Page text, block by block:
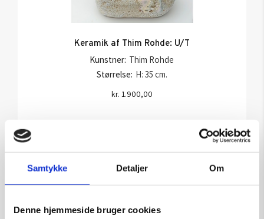
Samtykke Detaljer Om
Denne hjemmeside bruger cookies
Keramik af Thim Rohde: U/T
Kunstner: Thim Rohde
Størrelse: H: 35 cm.
kr. 1.900,00
Tilføj til kurv